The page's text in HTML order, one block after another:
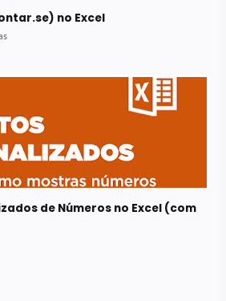
no Excel
de Números no Excel (com